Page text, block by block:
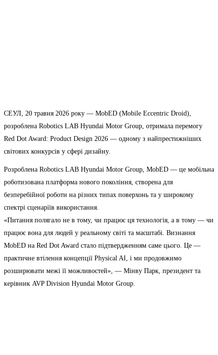
СЕУЛ, 20 травня 2026 року — MobED (Mobile Eccentric Droid),
розроблена Robotics LAB Hyundai Motor Group, отримала перемогу
Red Dot Award: Product Design 2026 — одному з найпрестижніших
світових конкурсів у сфері дизайну.
Розроблена Robotics LAB Hyundai Motor Group, MobED — це мобільна
роботизована платформа нового покоління, створена для
безперебійної роботи на різних типах поверхонь та у широкому
спектрі сценаріїв використання.
«Питання полягало не в тому, чи працює ця технологія, а в тому — чи
працює вона для людей у реальному світі та масштабі. Визнання
MobED на Red Dot Award стало підтвердженням саме цього. Це —
практичне втілення концепції Physical AI, і ми продовжимо
розширювати межі її можливостей», — Мінву Парк, президент та
керівник AVP Division Hyundai Motor Group.